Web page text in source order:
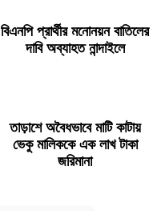
বিএনপি প্রার্থীর মনোনয়ন বাতিলের
দাবি অব্যাহত নান্দাইলে
তাড়াশে অবৈধভাবে মাটি কাটায়
ভেকু মালিককে এক লাখ টাকা
জরিমানা